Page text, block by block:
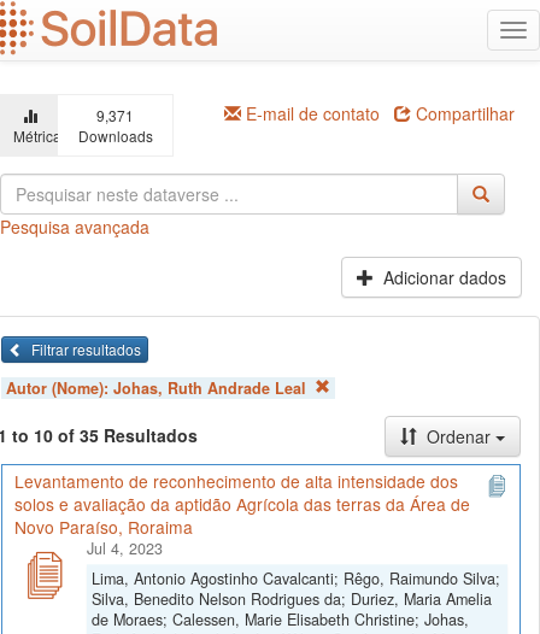
Ir
para
o
principal
Métricas
9,371
Downloads
E-mail de contato Compartilhar
Pesquisa avançada
Adicionar dados
Filtrar resultados
Autor (Nome): Johas, Ruth Andrade Leal
to 10 of 35 Resultados
Ordenar
Levantamento de reconhecimento de alta intensidade dos
solos e avaliação da aptidão Agrícola das terras da Área de
Novo Paraíso, Roraima
Jul 4, 2023
Lima, Antonio Agostinho Cavalcanti; Rêgo, Raimundo Silva;
Silva, Benedito Nelson Rodrigues da; Duriez, Maria Amelia
de Moraes; Calessen, Marie Elisabeth Christine; Johas,